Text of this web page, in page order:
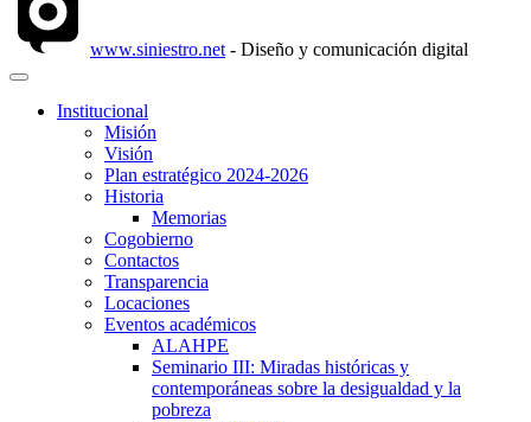
www.siniestro.net - Diseño y comunicación digital
Institucional
Misión
Visión
Plan estratégico 2024-2026
Historia
Memorias
Cogobierno
Contactos
Transparencia
Locaciones
Eventos académicos
ALAHPE
Seminario III: Miradas históricas y
contemporáneas sobre la desigualdad y la
pobreza